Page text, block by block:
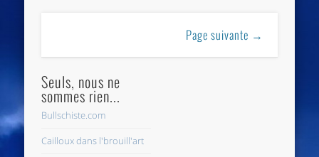
Page suivante →
Seuls, nous ne
sommes rien...
Bullschiste.com
Cailloux dans l'brouill'art